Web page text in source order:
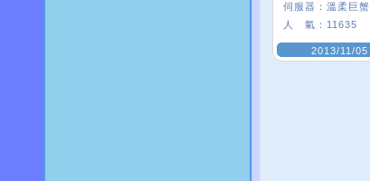
伺服器： 溫柔巨蟹
人 氣： 11635
2013/11/05